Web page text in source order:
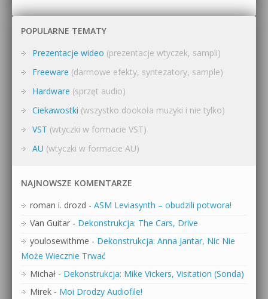
POPULARNE TEMATY
Prezentacje wideo (prezentacje wtyczek, sampli)
Freeware (darmowe efekty, syntezatory, sample)
Hardware (sprzęt audio)
Ciekawostki (wszystko dookoła muzyki i nie tylko)
VST (wtyczki w formacie VST)
AU (wtyczki w formacie AU)
NAJNOWSZE KOMENTARZE
roman i. drozd - ASM Leviasynth – obudzili potwora!
Van Guitar - Dekonstrukcja: The Cars, Drive
youlosewithme - Dekonstrukcja: Anna Jantar, Nic Nie
Może Wiecznie Trwać
Michał - Dekonstrukcja: Mike Vickers, Visitation (Sonda)
Mirek - Moi Drodzy Audiofile!